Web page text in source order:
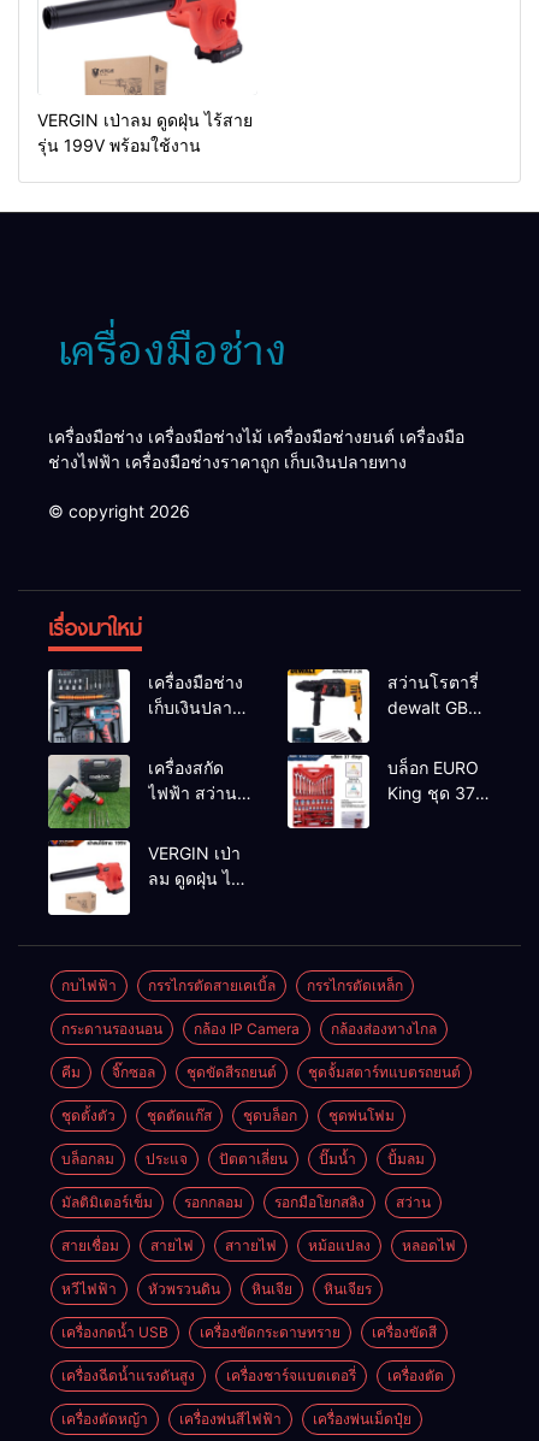
VERGIN เป่าลม ดูดฝุ่น ไร้สาย
รุ่น 199V พร้อมใช้งาน
เครื่องมือช่าง เครื่องมือช่างไม้ เครื่องมือช่างยนต์ เครื่องมือ
ช่างไฟฟ้า เครื่องมือช่างราคาถูก เก็บเงินปลายทาง
© copyright 2026
เรื่องมาใหม่
เครื่องมือช่าง
เก็บเงินปลาย
สว่านโรตารี่
dewalt GBH
2-26 DFR ทุ่น
ทองแดงแท้
100%
เครื่องสกัด
ไฟฟ้า สว่าน
MAKTEC รุ่น MT2926A
บล็อก EURO
King ชุด 37
VERGIN เป่า
ลม ดูดฝุ่น ไร้
กบไฟฟ้า กรรไกรตัดสายเคเบิ้ล กรรไกรตัดเหล็ก
กระดานรองนอน กล้อง IP Camera กล้องส่องทางไกล
คีม จิ๊กซอล ชุดขัดสีรถยนต์​ ชุดจั้มสตาร์ทแบตรถยนต์
ชุดตั้งตัว ชุดตัดแก๊ส ชุดบล็อก ชุดพ่นโฟม
บล็อกลม ประแจ ปัตตาเลี่ยน ปั๊มน้ำ ปั้มลม
มัลติมิเตอร์เข็ม รอกกลอม รอกมือโยกสลิง สว่าน
สายเชื่อม สายไฟ สาายไฟ หม้อแปลง หลอดไฟ
หวีไฟฟ้า หัวพรวนดิน หินเจีย หินเจียร
เครื่องกดน้ำ USB เครื่องขัดกระดาษทราย เครื่องขัดสี
เครื่องฉีดน้ำแรงดันสูง เครื่องชาร์จแบตเตอรี่ เครื่องตัด
เครื่องตัดหญ้า เครื่องพ่นสีไฟฟ้า เครื่องพ่นเม็ดปุ๋ย